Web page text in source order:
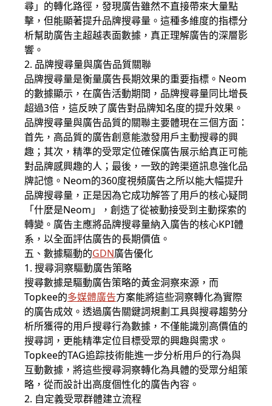
尋」的轉化路徑，發現廣告雖然不直接帶來大量點
擊，但能顯著提升品牌搜尋量。這種多維度的指標分
析幫助廣告主超越表面數據，真正理解廣告的深層影
響。
2. 品牌搜尋量與廣告品質關聯
品牌搜尋量是衡量廣告長期效果的重要指標。Neom
的數據顯示，在廣告活動期間，品牌搜尋量同比增長
超過3倍，這反映了廣告對品牌知名度的提升效果。
品牌搜尋量與廣告品質的關聯主要體現在三個方面：
首先，高品質的廣告創意能激發用戶主動搜尋的興
趣；其次，精準的受眾定位確保廣告展示給真正可能
對品牌感興趣的人；最後，一致的跨渠道訊息強化品
牌記憶。Neom的360度視頻廣告之所以能大幅提升
品牌搜尋量，正是因為它成功解答了用戶的核心疑問
「什麼是Neom」，創造了從被動接受到主動探索的
轉變。廣告主應將品牌搜尋量納入廣告的核心KPI體
系，以全面評估廣告的長期價值。
五、數據驅動的GDN廣告優化
1. 搜尋洞察驅動廣告策略
搜尋數據是驅動廣告策略的黃金洞察來源，而
Topkee的多媒體廣告方案能將這些洞察轉化為實際
的廣告成效。透過廣告關鍵詞規劃工具與搜尋趨勢分
析所獲得的用戶搜尋行為數據，不僅能識別高價值的
搜尋詞，更能精準定位目標受眾的興趣與需求。
Topkee的TAG追踪技術能進一步分析用戶的行為與
互動數據，將這些搜尋洞察轉化為具體的受眾分組策
略，從而設計出高度個性化的廣告內容。
2. 自定義受眾群體建立流程